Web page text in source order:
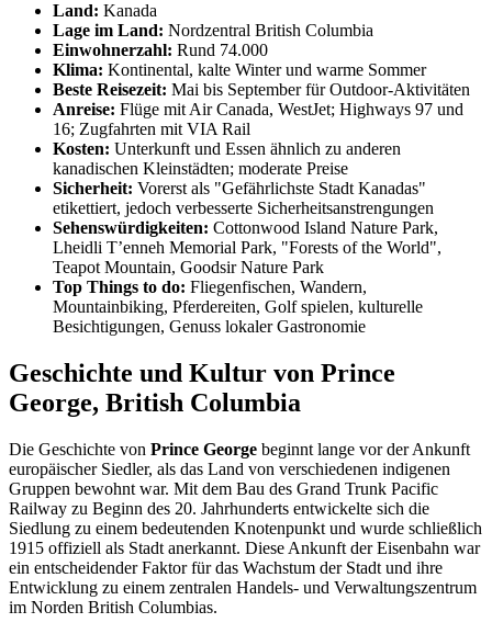
Land: Kanada
Lage im Land: Nordzentral British Columbia
Einwohnerzahl: Rund 74.000
Klima: Kontinental, kalte Winter und warme Sommer
Beste Reisezeit: Mai bis September für Outdoor-Aktivitäten
Anreise: Flüge mit Air Canada, WestJet; Highways 97 und
16; Zugfahrten mit VIA Rail
Kosten: Unterkunft und Essen ähnlich zu anderen
kanadischen Kleinstädten; moderate Preise
Sicherheit: Vorerst als "Gefährlichste Stadt Kanadas"
etikettiert, jedoch verbesserte Sicherheitsanstrengungen
Sehenswürdigkeiten: Cottonwood Island Nature Park,
Lheidli T’enneh Memorial Park, "Forests of the World",
Teapot Mountain, Goodsir Nature Park
Top Things to do: Fliegenfischen, Wandern,
Mountainbiking, Pferdereiten, Golf spielen, kulturelle
Besichtigungen, Genuss lokaler Gastronomie
Geschichte und Kultur von Prince
George, British Columbia
Die Geschichte von Prince George beginnt lange vor der Ankunft
europäischer Siedler, als das Land von verschiedenen indigenen
Gruppen bewohnt war. Mit dem Bau des Grand Trunk Pacific
Railway zu Beginn des 20. Jahrhunderts entwickelte sich die
Siedlung zu einem bedeutenden Knotenpunkt und wurde schließlich
1915 offiziell als Stadt anerkannt. Diese Ankunft der Eisenbahn war
ein entscheidender Faktor für das Wachstum der Stadt und ihre
Entwicklung zu einem zentralen Handels- und Verwaltungszentrum
im Norden British Columbias.